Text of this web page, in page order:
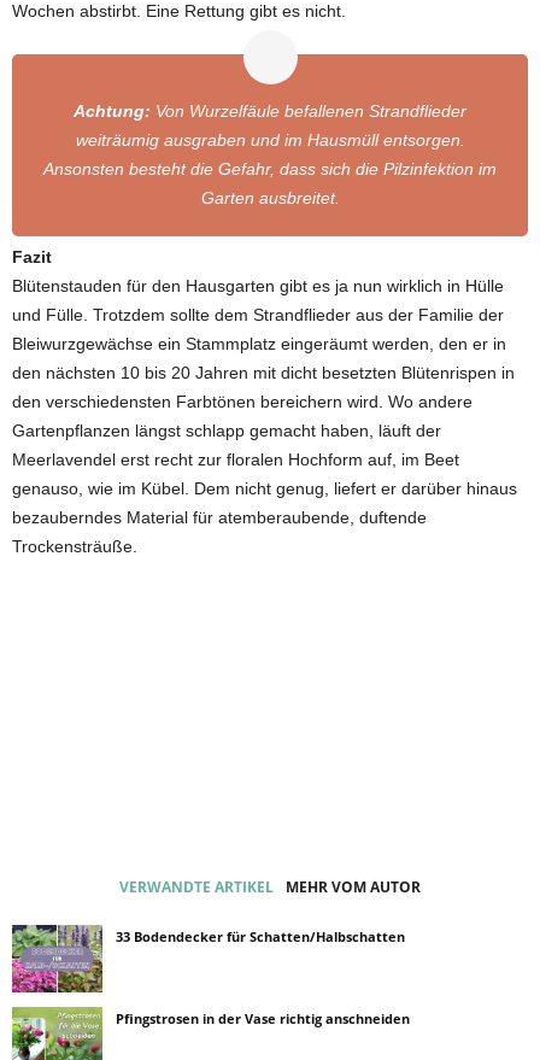
Wochen abstirbt. Eine Rettung gibt es nicht.
Achtung: Von Wurzelfäule befallenen Strandflieder
weiträumig ausgraben und im Hausmüll entsorgen.
Ansonsten besteht die Gefahr, dass sich die Pilzinfektion im
Garten ausbreitet.
Fazit
Blütenstauden für den Hausgarten gibt es ja nun wirklich in Hülle
und Fülle. Trotzdem sollte dem Strandflieder aus der Familie der
Bleiwurzgewächse ein Stammplatz eingeräumt werden, den er in
den nächsten 10 bis 20 Jahren mit dicht besetzten Blütenrispen in
den verschiedensten Farbtönen bereichern wird. Wo andere
Gartenpflanzen längst schlapp gemacht haben, läuft der
Meerlavendel erst recht zur floralen Hochform auf, im Beet
genauso, wie im Kübel. Dem nicht genug, liefert er darüber hinaus
bezauberndes Material für atemberaubende, duftende
Trockensträuße.
VERWANDTE ARTIKEL MEHR VOM AUTOR
33 Bodendecker für Schatten/Halbschatten
Pfingstrosen in der Vase richtig anschneiden